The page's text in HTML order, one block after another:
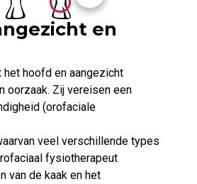
en
het hoofd en aangezicht
oorzaak. Zij vereisen een
(orofaciale
veel verschillende types
fysiotherapeut
van de kaak en het